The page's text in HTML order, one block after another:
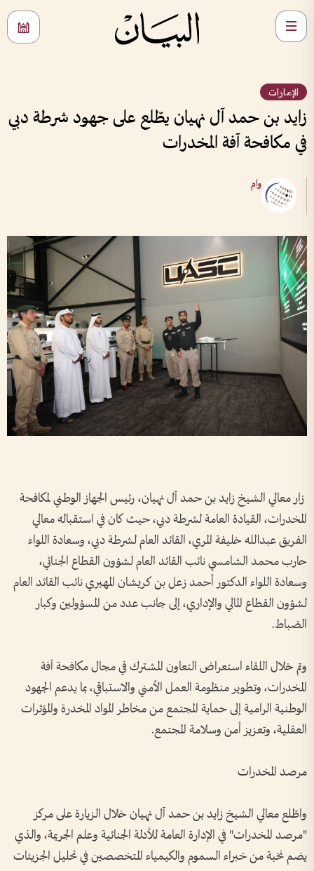
الإمارات
زايد بن حمد آل نهيان يطّلع على جهود شرطة دبي
في مكافحة آفة المخدرات
وام
زار معالي الشيخ زايد بن حمد آل نهيان، رئيس الجهاز الوطني لمكافحة
المخدرات، القيادة العامة لشرطة دبي، حيث كان في استقباله معالي
الفريق عبدالله خليفة المري، القائد العام لشرطة دبي، وسعادة اللواء
حارب محمد الشامسي نائب القائد العام لشؤون القطاع الجنائي،
وسعادة اللواء الدكتور أحمد زعل بن كريشان المهيري نائب القائد العام
لشؤون القطاع المالي والإداري، إلى جانب عدد من المسؤولين وكبار
الضباط.
وتم خلال اللقاء استعراض التعاون المشترك في مجال مكافحة آفة
المخدرات، وتطوير منظومة العمل الأمني والاستباقي، بما يدعم الجهود
الوطنية الرامية إلى حماية المجتمع من مخاطر المواد المخدرة والمؤثرات
العقلية، وتعزيز أمن وسلامة المجتمع.
مرصد المخدرات
واطّلع معالي الشيخ زايد بن حمد آل نهيان خلال الزيارة على مركز
"مرصد المخدرات" في الإدارة العامة للأدلة الجنائية وعلم الجريمة، والذي
يضم نخبة من خبراء السموم والكيمياء المتخصصين في تحليل الجزيئات